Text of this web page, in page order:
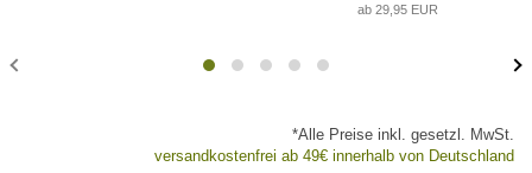
ab 29,95 EUR
*Alle Preise inkl. gesetzl. MwSt.
versandkostenfrei ab 49€ innerhalb von Deutschland